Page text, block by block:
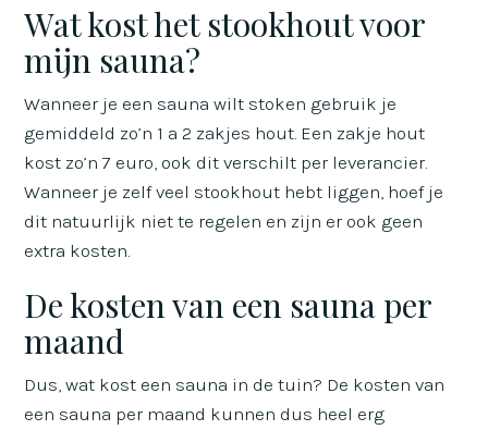
Wat kost het stookhout voor
mijn sauna?
Wanneer je een sauna wilt stoken gebruik je
gemiddeld zo’n 1 a 2 zakjes hout. Een zakje hout
kost zo’n 7 euro, ook dit verschilt per leverancier.
Wanneer je zelf veel stookhout hebt liggen, hoef je
dit natuurlijk niet te regelen en zijn er ook geen
extra kosten.
De kosten van een sauna per
maand
Dus, wat kost een sauna in de tuin? De kosten van
een sauna per maand kunnen dus heel erg